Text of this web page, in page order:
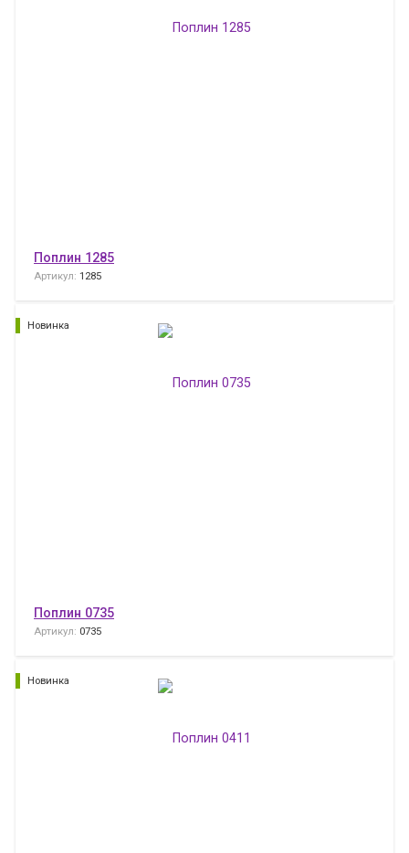
Поплин 1285
Артикул: 1285
Новинка
Поплин 0735
Артикул: 0735
Новинка